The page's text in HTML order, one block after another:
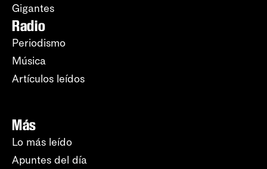
Gigantes
Radio
Periodismo
Música
Artículos leídos
Más
Lo más leído
Apuntes del día